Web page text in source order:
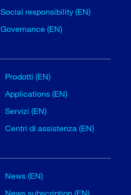
Social responsibility (EN)
Governance (EN)
Prodotti (EN)
Applications (EN)
Servizi (EN)
Centri di assistenza (EN)
News (EN)
News subscription (EN)